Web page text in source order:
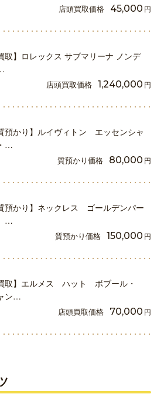
店頭買取価格 45,000 円
取】ロレックス サブマリーナ ノンデ
店頭買取価格 1,240,000 円
預かり】ルイヴィトン エッセンシャ
…
質預かり価格 80,000 円
預かり】ネックレス ゴールデンパー
…
質預かり価格 150,000 円
取】エルメス ハット ボブール・
ン…
店頭買取価格 70,000 円